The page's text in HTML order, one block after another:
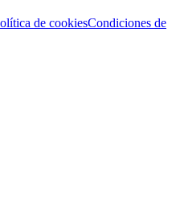
de cookiesCondiciones de